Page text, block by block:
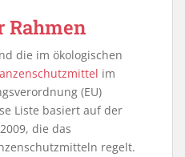
Rahmen
die im ökologischen
im
(EU)
Liste basiert auf der
die das
regelt.